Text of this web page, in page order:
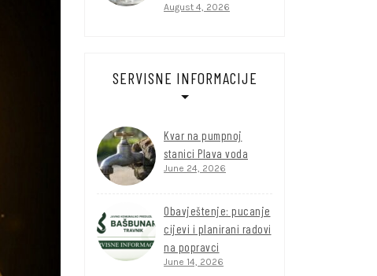
August 4, 2026
SERVISNE INFORMACIJE
Kvar na pumpnoj
stanici Plava voda
June 24, 2026
Obavještenje: pucanje
cijevi i planirani radovi
na popravci
June 14, 2026